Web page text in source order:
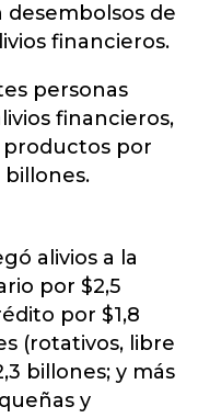
de
financieros.
personas
financieros,
productos por
billones.
alivios a la
por $2,5
por $1,8
(rotativos, libre
billones; y más
y